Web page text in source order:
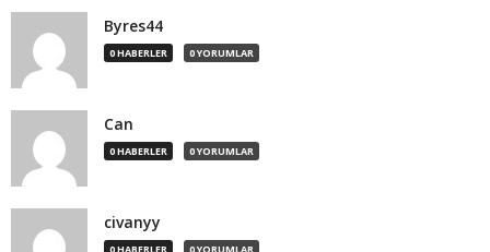
Byres44
0 HABERLER 0 YORUMLAR
Can
0 HABERLER 0 YORUMLAR
civanyy